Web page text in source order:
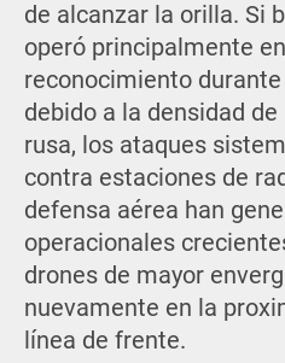
de alcanzar la orilla. Si
operó principalmente
reconocimiento
debido a la densidad
rusa, los ataques
contra estaciones de
defensa aérea han
operacionales
drones de mayor
nuevamente en la
línea de frente.